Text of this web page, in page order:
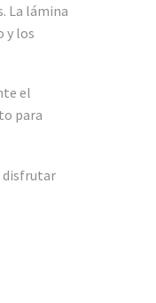
La lámina
y los
el
para
disfrutar